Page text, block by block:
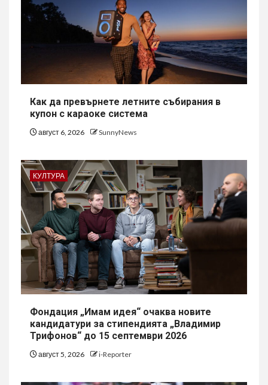
Как да превърнете летните събирания в
купон с караоке система
август 6, 2026 SunnyNews
КУЛТУРА
Фондация „Имам идея“ очаква новите
кандидатури за стипендията „Владимир
Трифонов“ до 15 септември 2026
август 5, 2026 i-Reporter